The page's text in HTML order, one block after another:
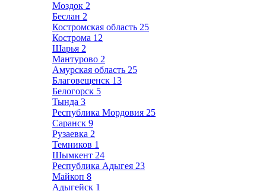
Моздок 2
Беслан 2
Костромская область 25
Кострома 12
Шарья 2
Мантурово 2
Амурская область 25
Благовещенск 13
Белогорск 5
Тында 3
Республика Мордовия 25
Саранск 9
Рузаевка 2
Темников 1
Шымкент 24
Республика Адыгея 23
Майкоп 8
Адыгейск 1